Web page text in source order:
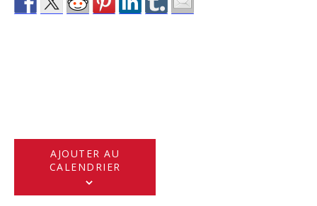
AJOUTER AU
CALENDRIER